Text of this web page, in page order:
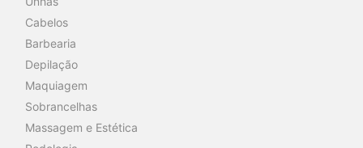
Cabelos
Barbearia
Depilação
Maquiagem
Sobrancelhas
Massagem e Estética